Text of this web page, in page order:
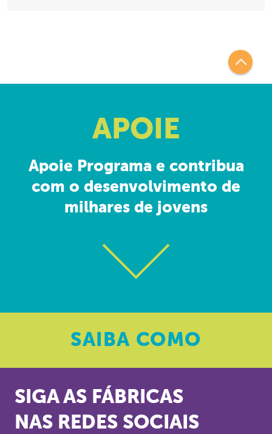
APOIE
Apoie Programa e contribua
com o desenvolvimento de
milhares de jovens
SAIBA COMO
SIGA AS FÁBRICAS
NAS REDES SOCIAIS